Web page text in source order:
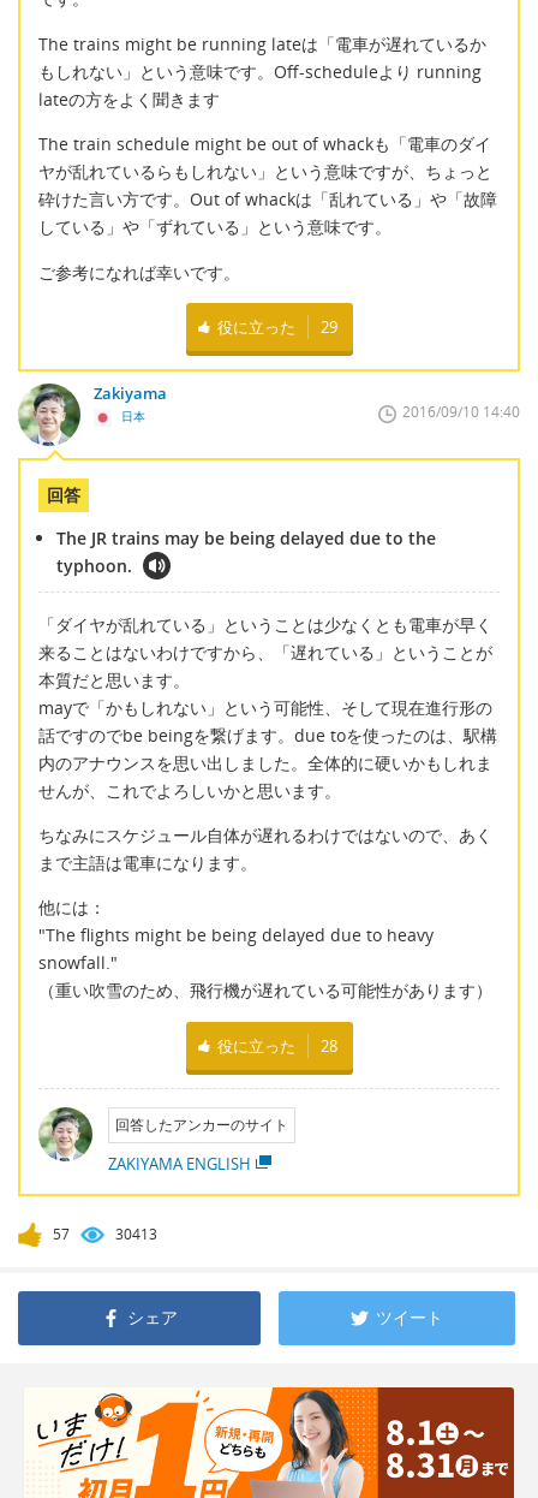
The trains might be running lateは「電車が遅れているか
もしれない」という意味です。Off-scheduleより running
lateの方をよく聞きます
The train schedule might be out of whackも「電車のダイ
ヤが乱れているらもしれない」という意味ですが、ちょっと
砕けた言い方です。Out of whackは「乱れている」や「故障
している」や「ずれている」という意味です。
ご参考になれば幸いです。
役に立った 29
Zakiyama
日本 2016/09/10 14:40
回答
The JR trains may be being delayed due to the
typhoon.
「ダイヤが乱れている」ということは少なくとも電車が早く
来ることはないわけですから、「遅れている」ということが
本質だと思います。
mayで「かもしれない」という可能性、そして現在進行形の
話ですのでbe beingを繋げます。due toを使ったのは、駅構
内のアナウンスを思い出しました。全体的に硬いかもしれま
せんが、これでよろしいかと思います。
ちなみにスケジュール自体が遅れるわけではないので、あく
まで主語は電車になります。
他には：
"The flights might be being delayed due to heavy
snowfall."
（重い吹雪のため、飛行機が遅れている可能性があります）
役に立った 28
回答したアンカーのサイト
ZAKIYAMA ENGLISH
57 30413
シェア ツイート